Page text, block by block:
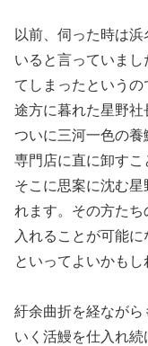
以前、伺った時は
いると言っていま
てしまったというの
途方に暮れた星野社
ついに三河一色の
専門店に直に卸すこ
そこに思案に沈む
れます。その方た
入れることが可能
といってよいかもし
紆余曲折を経なが
いく活鰻を仕入れ続